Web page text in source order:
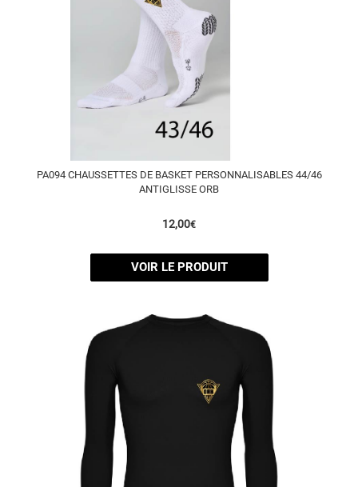
PA094 CHAUSSETTES DE BASKET PERSONNALISABLES 44/46
ANTIGLISSE ORB
12,00€
VOIR LE PRODUIT